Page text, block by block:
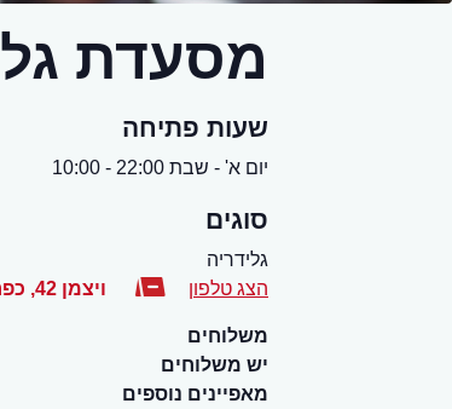
מסעדת
שעות פתיחה
יום א' - שבת 22:00 - 10:00
סוגים
גלידריה
הצג טלפון
ויצמן 42 ,
משלוחים
יש משלוחים
מאפיינים נוספים